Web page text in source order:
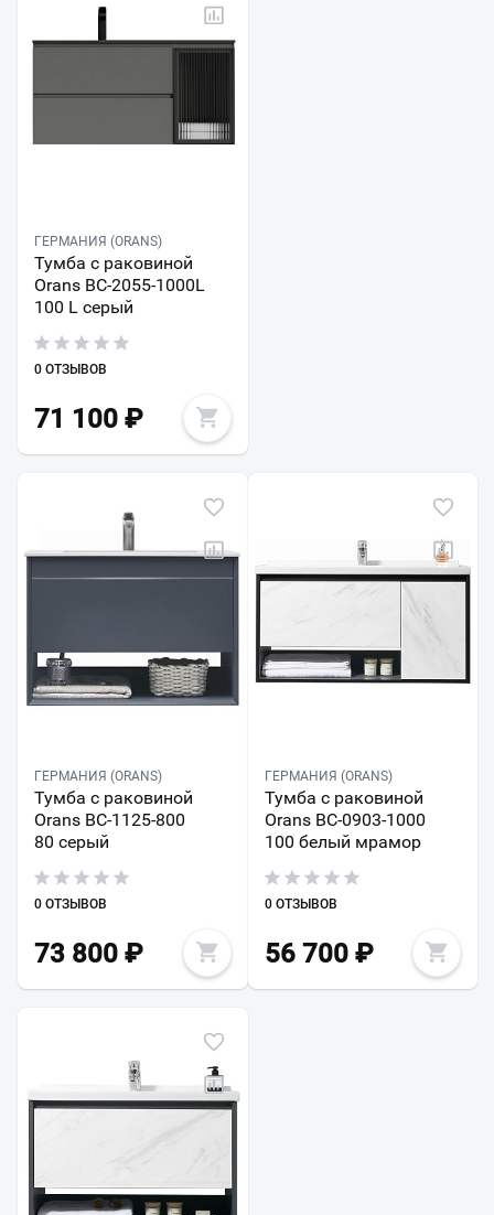
ГЕРМАНИЯ (ORANS)
Тумба с раковиной
Orans BC-2055-1000L
100 L серый
0 ОТЗЫВОВ
71 100 ₽
ГЕРМАНИЯ (ORANS)
Тумба с раковиной
Orans BC-1125-800
80 серый
0 ОТЗЫВОВ
73 800 ₽
ГЕРМАНИЯ (ORANS)
Тумба с раковиной
Orans BC-0903-1000
100 белый мрамор
0 ОТЗЫВОВ
56 700₽